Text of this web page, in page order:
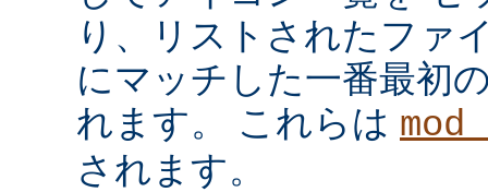
り、リストされたファ
にマッチした一番最初
れます。 これらは
されます。